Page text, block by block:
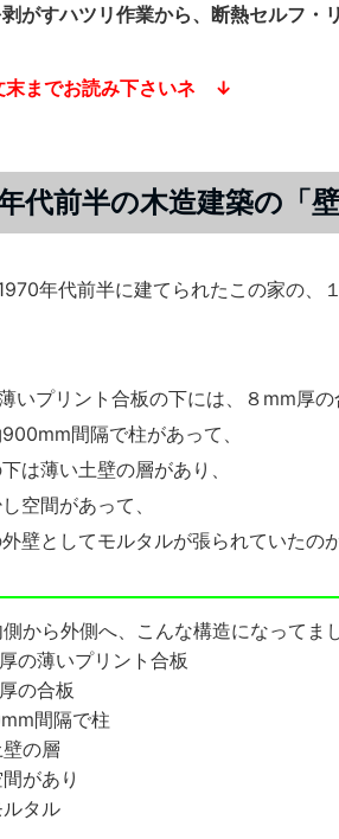
がすハツリ作業から、断熱セルフ・
末までお読み下さいネ ↓
代前半の木造建築の「
年代前半に建てられたこの家の、
いプリント合板の下には、８mm厚の
間隔で柱があって、
は薄い土壁の層があり、
空間があって、
壁としてモルタルが張られていたの
から外側へ、こんな構造になってま
の薄いプリント合板
の合板
間隔で柱
壁の層
間があり
ルタル